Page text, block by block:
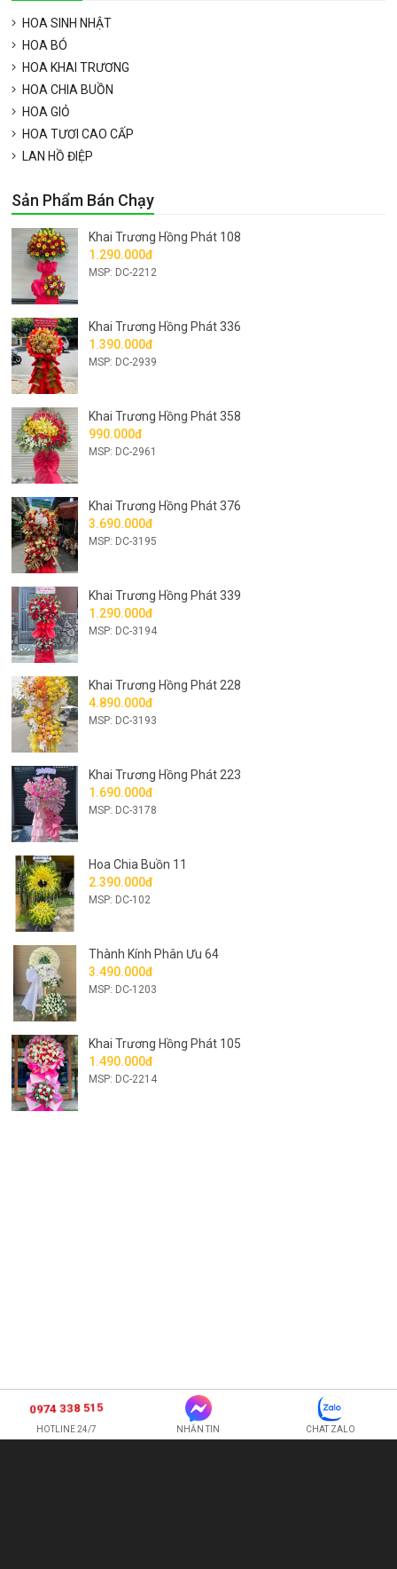
HOA SINH NHẬT
HOA BÓ
HOA KHAI TRƯƠNG
HOA CHIA BUỒN
HOA GIỎ
HOA TƯƠI CAO CẤP
LAN HỒ ĐIỆP
Sản Phẩm Bán Chạy
Khai Trương Hồng Phát 108
1.290.000đ
MSP: DC-2212
Khai Trương Hồng Phát 336
1.390.000đ
MSP: DC-2939
Khai Trương Hồng Phát 358
990.000đ
MSP: DC-2961
Khai Trương Hồng Phát 376
3.690.000đ
MSP: DC-3195
Khai Trương Hồng Phát 339
1.290.000đ
MSP: DC-3194
Khai Trương Hồng Phát 228
4.890.000đ
MSP: DC-3193
Khai Trương Hồng Phát 223
1.690.000đ
MSP: DC-3178
Hoa Chia Buồn 11
2.390.000đ
MSP: DC-102
Thành Kính Phân Ưu 64
3.490.000đ
MSP: DC-1203
Khai Trương Hồng Phát 105
1.490.000đ
MSP: DC-2214
0974 338 515
HOTLINE 24/7 NHẮN TIN CHAT ZALO